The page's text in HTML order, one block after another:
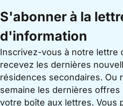
S'abonner à la
d'information
Inscrivez-vous à notre lettre
recevez les dernières
résidences secondaires. Ou
semaine les dernières offres
votre boîte aux lettres. Vous